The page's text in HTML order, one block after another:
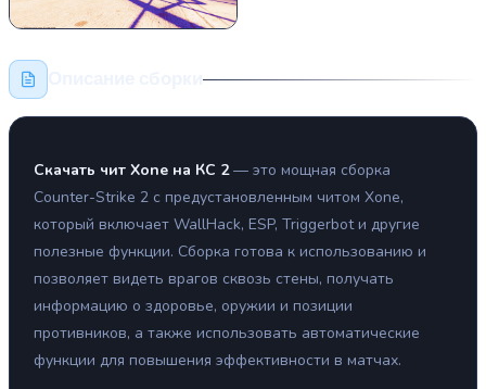
Скачать чит Xone на КС 2— это мощная сборка
Counter-Strike 2 с предустановленным читом Xone,
который включает WallHack, ESP, Triggerbot и другие
полезные функции. Сборка готова к использованию и
позволяет видеть врагов сквозь стены, получать
информацию о здоровье, оружии и позиции
противников, а также использовать автоматические
функции для повышения эффективности в матчах.